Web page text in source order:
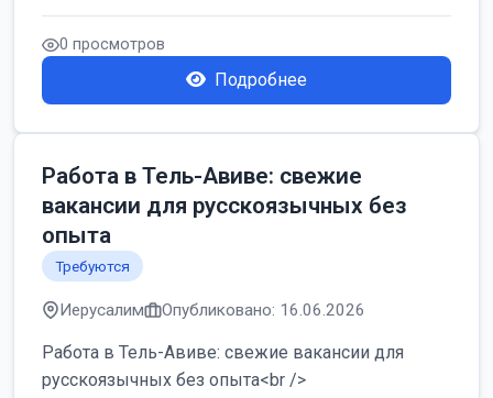
0 просмотров
Подробнее
Работа в Тель-Авиве: свежие
вакансии для русскоязычных без
опыта
Требуются
Иерусалим Опубликовано: 16.06.2026
Работа в Тель-Авиве: свежие вакансии для
русскоязычных без опыта<br />